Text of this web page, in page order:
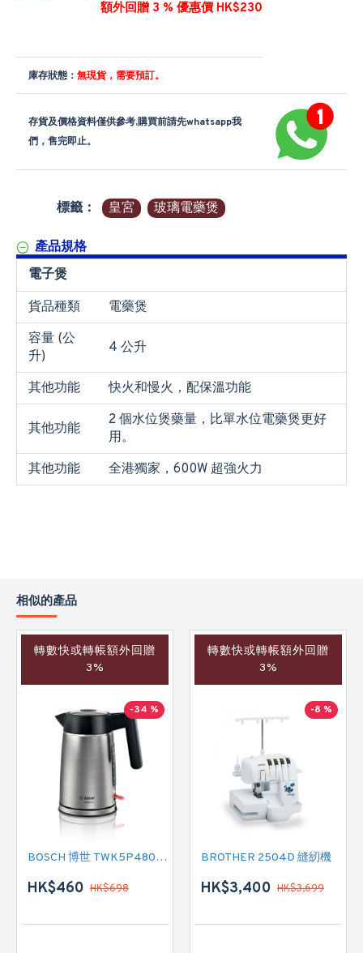
額外回贈 3 % 優惠價 HK$230
庫存狀態： 無現貨，需要預訂。
存貨及價格資料僅供參考,購買前請先whatsapp我
們，售完即止。
標籤： 皇宮 玻璃電藥煲
產品規格
電子煲
貨品種類
電藥煲
容量 (公
升)
4 公升
其他功能 快火和慢火，配保溫功能
其他功能
2 個水位煲藥量，比單水位電藥煲更好
用。
其他功能
全港獨家，600W 超強火力
相似的產品
轉數快或轉帳額外回贈
3%
-34 %
BOSCH 博世 TWK5P480GB 電熱式水壺
HK$460 HK$698
轉數快或轉帳額外回贈
3%
-8 %
BROTHER 2504D 縫紉機
HK$3,400 HK$3,699